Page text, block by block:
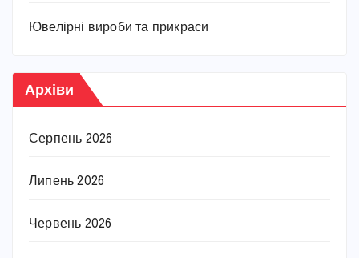
Ювелірні вироби та прикраси
Архіви
Серпень 2026
Липень 2026
Червень 2026